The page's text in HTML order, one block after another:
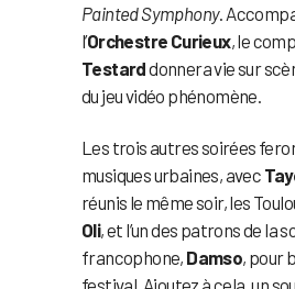
Painted Symphony.
l’Orchestre Curieux, le
Testarddonnera vie sur
du jeu vidéo phénomène.
Les trois autres soirées
musiques urbaines, avec
réunis le même soir, les
Oli, et l’un des patrons de la
francophone, Damso, pour
festival. Ajoutez à cela, un